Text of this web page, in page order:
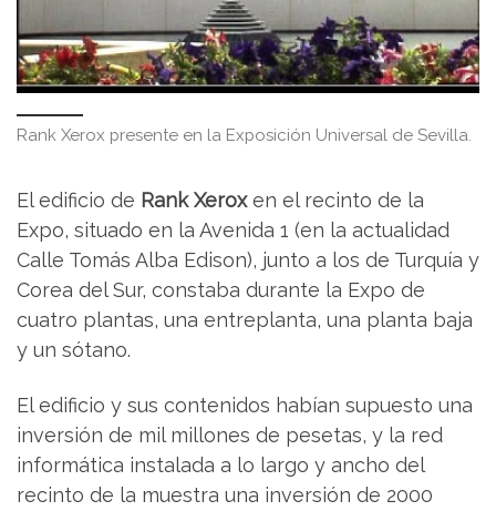
Rank Xerox presente en la Exposición Universal de Sevilla.
El edificio de Rank Xeroxen el recinto de la
Expo, situado en la Avenida 1 (en la actualidad
Calle Tomás Alba Edison), junto a los de Turquía y
Corea del Sur, constaba durante la Expo de
cuatro plantas, una entreplanta, una planta baja
y un sótano.
El edificio y sus contenidos habían supuesto una
inversión de mil millones de pesetas, y la red
informática instalada a lo largo y ancho del
recinto de la muestra una inversión de 2000